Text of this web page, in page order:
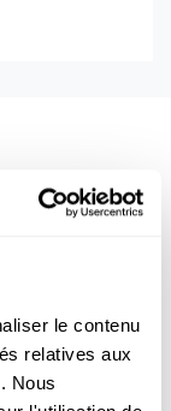
le contenu
relatives aux
Nous